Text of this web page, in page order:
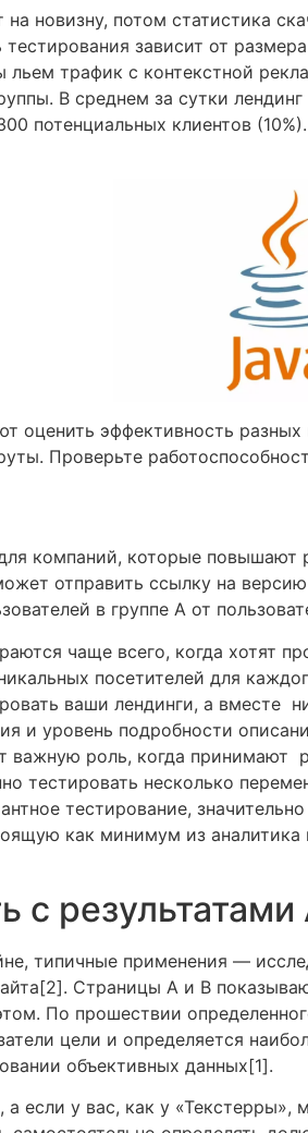
новизну, потом статистика
зависит от
трафик с контекстной
В среднем за сутки
потенциальных клиентов
оценить эффективность
Проверьте
компаний, которые повышают
отправить ссылку на
в группе А от
чаще всего, когда хотят
посетителей для
ваши лендинги, а вместе
и уровень подробности
важную роль, когда
тестировать несколько
тестирование,
как минимум из
с
типичные применения —
Страницы А и В
По прошествии
цели и определяется
объективных данных[1].
если у вас, как у